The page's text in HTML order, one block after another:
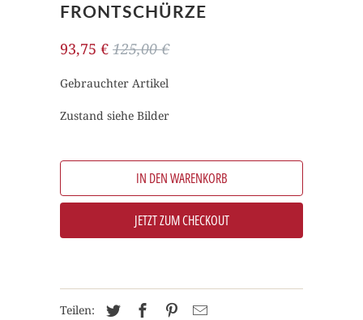
FRONTSCHÜRZE
93,75 € 125,00 €
Gebrauchter Artikel
Zustand siehe Bilder
IN DEN WARENKORB
JETZT ZUM CHECKOUT
Teilen: